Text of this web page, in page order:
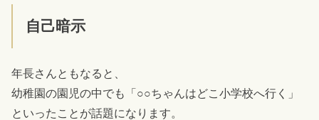
自己暗示
年長さんともなると、
幼稚園の園児の中でも「○○ちゃんはどこ小学校へ行く」
といったことが話題になります。